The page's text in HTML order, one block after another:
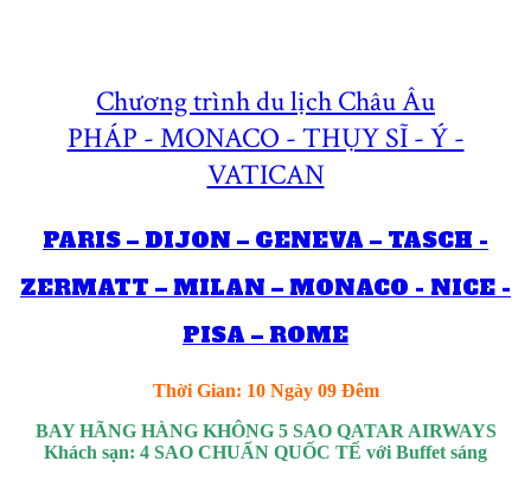
Chương trình du lịch Châu Âu
PHÁP - MONACO - THỤY SĨ - Ý -
VATICAN
PARIS – DIJON – GENEVA – TASCH -
ZERMATT – MILAN – MONACO - NICE -
PISA – ROME
Thời Gian: 10 Ngày 09 Đêm
BAY HÃNG HÀNG KHÔNG 5 SAO QATAR AIRWAYS
Khách sạn: 4 SAO CHUẨN QUỐC TẾ với Buffet sáng